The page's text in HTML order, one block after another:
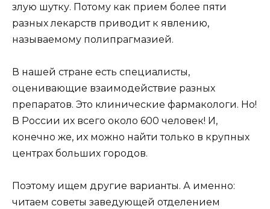
злую шутку. Потому как прием более пяти
разных лекарств приводит к явлению,
называемому полипрагмазией.
В нашей стране есть специалисты,
оценивающие взаимодействие разных
препаратов. Это клинические фармакологи. Но!
В России их всего около 600 человек! И,
конечно же, их можно найти только в крупных
центрах больших городов.
Поэтому ищем другие варианты. А именно:
читаем советы заведующей отделением